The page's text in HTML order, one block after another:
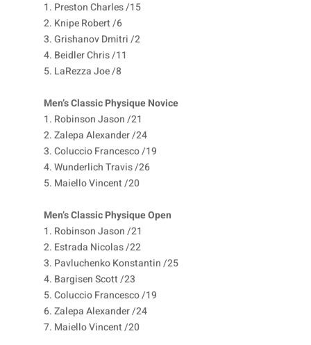
1. Preston Charles /15
2. Knipe Robert /6
3. Grishanov Dmitri /2
4. Beidler Chris /11
5. LaRezza Joe /8
Men’s Classic Physique Novice
1. Robinson Jason /21
2. Zalepa Alexander /24
3. Coluccio Francesco /19
4. Wunderlich Travis /26
5. Maiello Vincent /20
Men’s Classic Physique Open
1. Robinson Jason /21
2. Estrada Nicolas /22
3. Pavluchenko Konstantin /25
4. Bargisen Scott /23
5. Coluccio Francesco /19
6. Zalepa Alexander /24
7. Maiello Vincent /20